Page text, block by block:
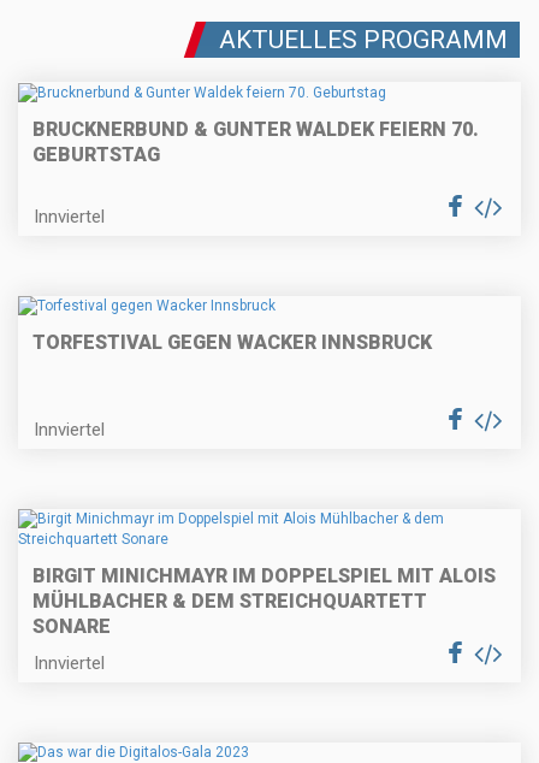
AKTUELLES PROGRAMM
BRUCKNERBUND & GUNTER WALDEK FEIERN 70.
GEBURTSTAG
Innviertel
TORFESTIVAL GEGEN WACKER INNSBRUCK
Innviertel
BIRGIT MINICHMAYR IM DOPPELSPIEL MIT ALOIS
MÜHLBACHER & DEM STREICHQUARTETT
SONARE
Innviertel